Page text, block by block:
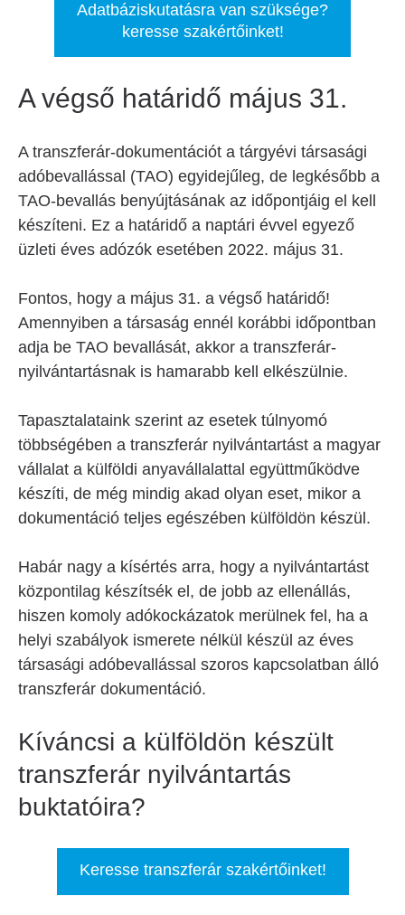
Adatbáziskutatásra van szüksége?
keresse szakértőinket!
A végső határidő május 31.
A transzferár-dokumentációt a tárgyévi társasági
adóbevallással (TAO) egyidejűleg, de legkésőbb a
TAO-bevallás benyújtásának az időpontjáig el kell
készíteni. Ez a határidő a naptári évvel egyező
üzleti éves adózók esetében 2022. május 31.
Fontos, hogy a május 31. a végső határidő!
Amennyiben a társaság ennél korábbi időpontban
adja be TAO bevallását, akkor a transzferár-
nyilvántartásnak is hamarabb kell elkészülnie.
Tapasztalataink szerint az esetek túlnyomó
többségében a transzferár nyilvántartást a magyar
vállalat a külföldi anyavállalattal együttműködve
készíti, de még mindig akad olyan eset, mikor a
dokumentáció teljes egészében külföldön készül.
Habár nagy a kísértés arra, hogy a nyilvántartást
központilag készítsék el, de jobb az ellenállás,
hiszen komoly adókockázatok merülnek fel, ha a
helyi szabályok ismerete nélkül készül az éves
társasági adóbevallással szoros kapcsolatban álló
transzferár dokumentáció.
Kíváncsi a külföldön készült
transzferár nyilvántartás
buktatóira?
Keresse transzferár szakértőinket!